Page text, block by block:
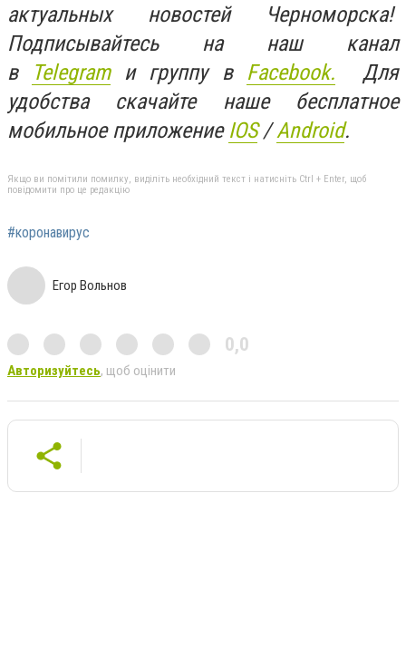
актуальных новостей Черноморска!
Подписывайтесь на наш канал
в
Telegramи группу в Facebook. Для
удобства скачайте наше бесплатное
мобильное приложение IOS/Android.
Якщо ви помітили помилку, виділіть необхідний текст і натисніть Ctrl + Enter, щоб
повідомити про це редакцію
#коронавирус
Егор Вольнов
0,0
Авторизуйтесь, щоб оцінити